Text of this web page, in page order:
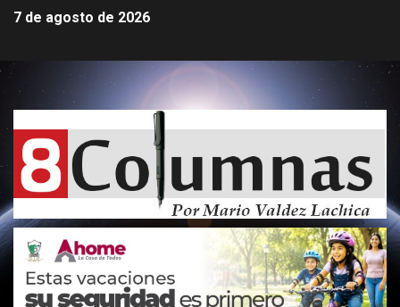
7 de agosto de 2026